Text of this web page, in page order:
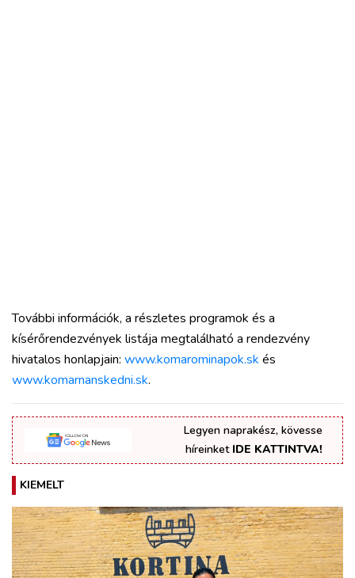
További információk, a részletes programok és a
kísérőrendezvények listája megtalálható a rendezvény
hivatalos honlapjain: www.komarominapok.sk és
www.komarnanskedni.sk.
Legyen naprakész, kövesse
híreinket IDE KATTINTVA!
KIEMELT